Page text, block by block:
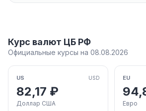
Курс валют ЦБ РФ
Официальные курсы на 08.08.2026
US USD
82,17 ₽
Доллар США
EU
Евро